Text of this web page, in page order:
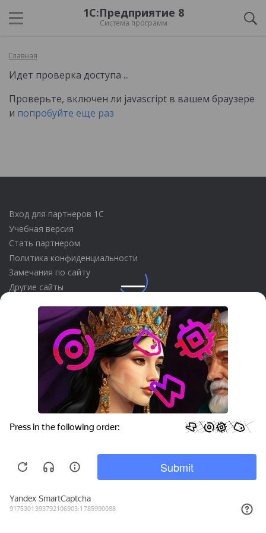
1С:Предприятие 8
Система программ
Главная
Идет проверка доступа ...
Проверьте, включен ли javascript в вашем браузере
и попробуйте еще раз
Вход для партнеров 1С
Учебная версия
Стать партнером
Политика конфиденциальности
Замечания по сайту
Другие сайты
Телефон:+7 (495) 737-92-57
Email:site_v8@1c.ru
Отдел продаж:г. Москва,улица Селезнёвская, дом 21
защищены
Исключительное право на технологическую платформу
«1С:Предприятие 8» и типовые конфигурации программных
этом сайте, принадлежит ООО «1С-Софт» - 100% дочерней
компании АО «Группа 1С»
Privacy notice